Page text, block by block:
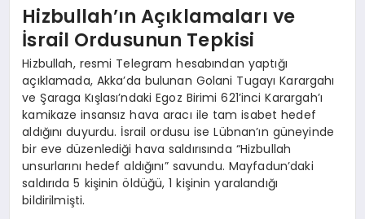
Hizbullah’ın Açıklamaları ve
İsrail Ordusunun Tepkisi
Hizbullah, resmi Telegram hesabından yaptığı
açıklamada, Akka’da bulunan Golani Tugayı Karargahı
ve Şaraga Kışlası’ndaki Egoz Birimi 621’inci Karargah’ı
kamikaze insansız hava aracı ile tam isabet hedef
aldığını duyurdu. İsrail ordusu ise Lübnan’ın güneyinde
bir eve düzenlediği hava saldırısında “Hizbullah
unsurlarını hedef aldığını” savundu. Mayfadun’daki
saldırıda 5 kişinin öldüğü, 1 kişinin yaralandığı
bildirilmişti.